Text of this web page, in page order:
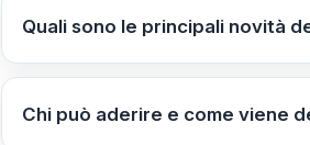
Quali sono le principali novità
Include l’apertura Sabato
Chi può aderire e come viene